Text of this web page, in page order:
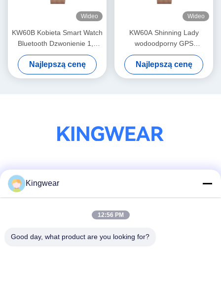
Wideo
KW60B Kobieta Smart Watch
Bluetooth Dzwonienie 1,7
cali Wyświetlacz Smartwatch
wodoodporny
Najlepszą cenę
Wideo
KW60A Shinning Lady
wodoodporny GPS
Smartwatch 1,2 cali
Smartwatch AMOLED
Najlepszą cenę
Szybki kontakt
Tel.
Kingwear
12:56 PM
Good day, what product are you looking for?